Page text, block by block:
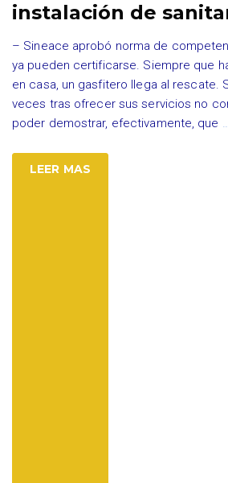
instalación de
– Sineace aprobó norma de
ya pueden certificarse. Siempre que
en casa, un gasfitero llega al rescate.
veces tras ofrecer sus servicios no
poder demostrar, efectivamente, que …
LEER MAS